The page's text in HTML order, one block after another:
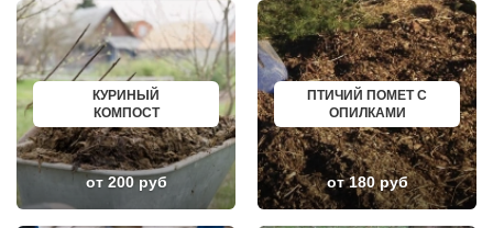
НАРО-ФОМИНСК
НАХАБИНО
НЕКРАСОВКА
НЕКРАСОВСКИЙ
НЕМЧИНОВКА
НИЖНЕЕ ВАЛУЕВО
НОВИНКИ
НОВОБРАТЦЕВСКИЙ
НОВОИВАНОВСКОЕ
НОВОПЕТРОВСКОЕ
НОВОПОДРЕЗКОВО
НОВОСИНЬКОВО
БЕЛОЯРСКИЙ
ГУСЬ ХРУСТАЛЬНЫЙ
ИЗБЕРБАШ
НАЗРАНЬ
АБИНСК
ПЕРЕВОЗ
ИСКИТИМ
СЫСЕРТЬ
КЫЗЫЛ
МИХАЙЛОВКА
АКСАЙ
ПЕРЕСЛАВЛЬ ЗАЛЕССКИЙ
КУРИНЫЙ
КОМПОСТ
от 200 руб
ПТИЧИЙ ПОМЕТ С
ОПИЛКАМИ
от 180 руб